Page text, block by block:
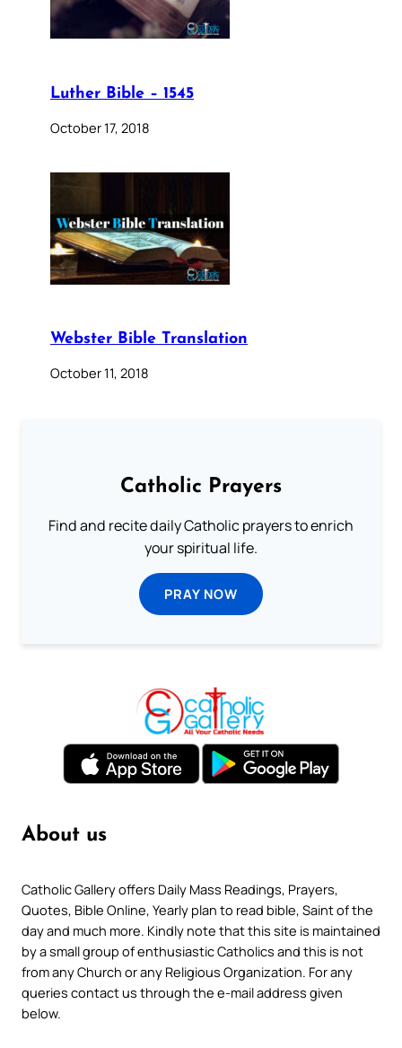
Luther Bible – 1545
October 17, 2018
Webster Bible Translation
October 11, 2018
Catholic Prayers
Find and recite daily Catholic prayers to enrich
your spiritual life.
PRAY NOW
About us
Catholic Gallery offers Daily Mass Readings, Prayers,
Quotes, Bible Online, Yearly plan to read bible, Saint of the
day and much more. Kindly note that this site is maintained
by a small group of enthusiastic Catholics and this is not
from any Church or any Religious Organization. For any
queries contact us through the e-mail address given
below.